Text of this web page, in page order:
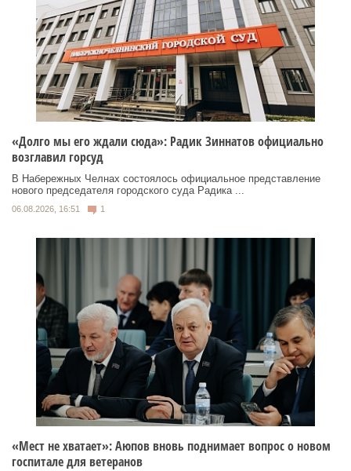
«Долго мы его ждали сюда»: Радик Зиннатов официально
возглавил горсуд
В Набережных Челнах состоялось официальное представление
нового председателя городского суда Радика ...
06.08.2026, 16:51 1
«Мест не хватает»: Аюпов вновь поднимает вопрос о новом
госпитале для ветеранов